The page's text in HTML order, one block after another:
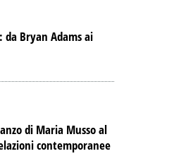
Bryan Adams ai
di Maria Musso al
contemporanee